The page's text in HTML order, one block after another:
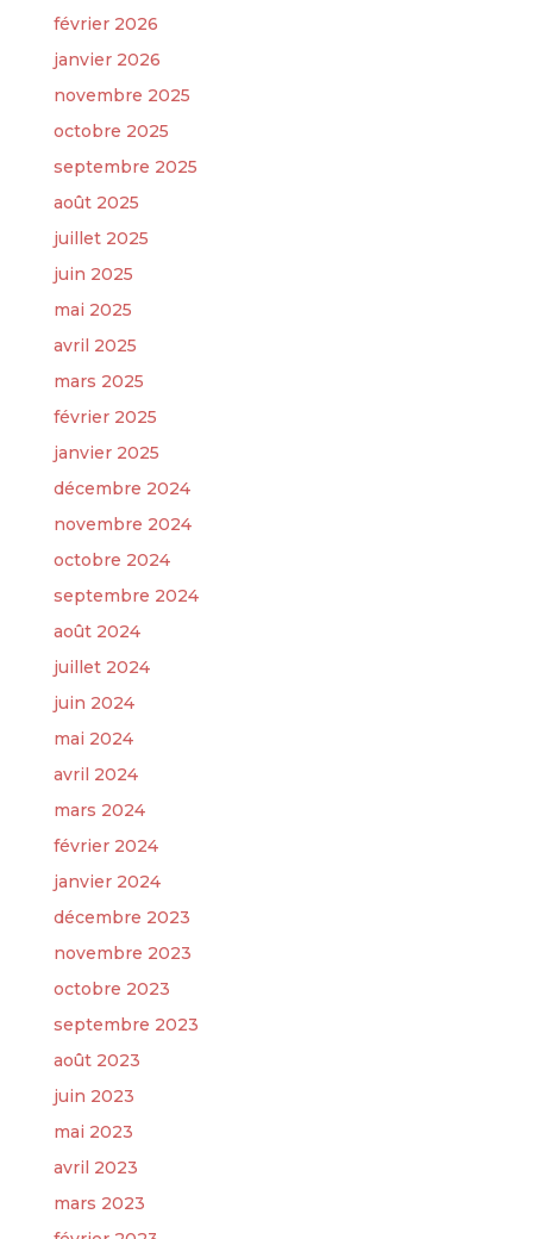
février 2026
janvier 2026
novembre 2025
octobre 2025
septembre 2025
août 2025
juillet 2025
juin 2025
mai 2025
avril 2025
mars 2025
février 2025
janvier 2025
décembre 2024
novembre 2024
octobre 2024
septembre 2024
août 2024
juillet 2024
juin 2024
mai 2024
avril 2024
mars 2024
février 2024
janvier 2024
décembre 2023
novembre 2023
octobre 2023
septembre 2023
août 2023
juin 2023
mai 2023
avril 2023
mars 2023